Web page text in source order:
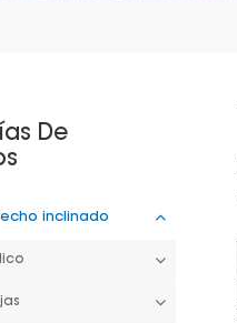
De
inclinado